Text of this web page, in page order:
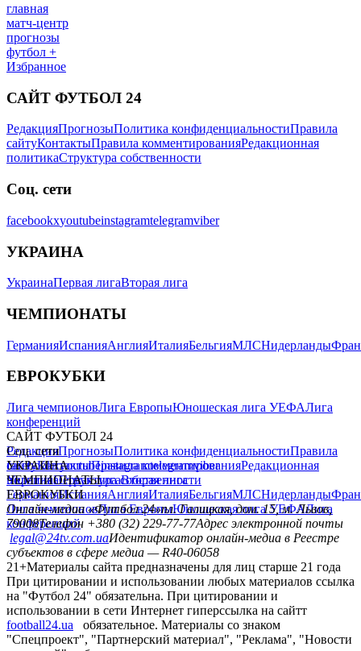
главная
матч-центр
прогнозы
футбол +
Избранное
САЙТ ФУТБОЛ 24
РедакцияПрогнозыПолитика конфиденциальностиПравила
сайтуКонтактыПравила комментированияРедакционная
политикаСтруктура собственности
Соц. сети
facebookxyoutubeinstagramtelegramviber
УКРАИНА
УкраинаПервая лигаВторая лига
ЧЕМПИОНАТЫ
ГерманияИспанияАнглияИталияБельгияМЛСНидерланды
ЕВРОКУБКИ
Лига чемпионовЛига ЕвропыЮношеская лига УЕФАЛига
конференций
САЙТ ФУТБОЛ 24
РедакцияПрогнозыПолитика конфиденциальностиПравила
сайтуКонтактыПравила комментированияРедакционная
политикаСтруктура собственности
Соц. сети
facebookxyoutubeinstagramtelegramviber
УКРАИНА
УкраинаПервая лигаВторая лига
ЧЕМПИОНАТЫ
ГерманияИспанияАнглияИталияБельгияМЛСНидерланды
ЕВРОКУБКИ
Лига чемпионовЛига ЕвропыЮношеская лига УЕФАЛига
конференций
Онлайн-медиа «Футбол 24»пл. Галицкая, дом. 15, м. Львов,
79008Телефон +380 (32) 229-77-77Адрес электронной почты
legal@24tv.com.uaИдентификатор онлайн-медиа в Реестре
субъектов в сфере медиа — R40-06058
21+Материалы сайта предназначены для лиц старше 21 года
При цитировании и использовании любых материалов ссылка
на "Футбол 24" обязательна. При цитировании и
использовании в сети Интернет гиперссылка на сайтт
football24.ua
обязательное. Материалы со знаком
"Спецпроект", "Партнерский материал", "Реклама", "Новости